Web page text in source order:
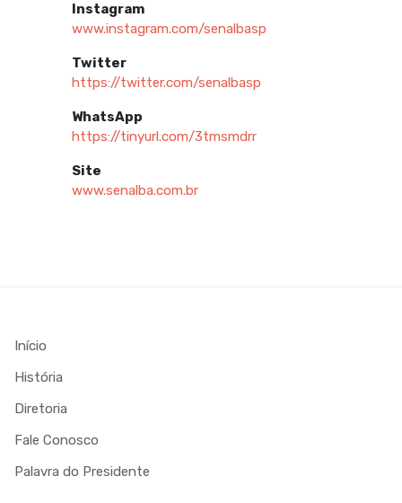
Instagram
www.instagram.com/senalbasp
Twitter
https://twitter.com/senalbasp
WhatsApp
https://tinyurl.com/3tmsmdrr
Site
www.senalba.com.br
Início
História
Diretoria
Fale Conosco
Palavra do Presidente